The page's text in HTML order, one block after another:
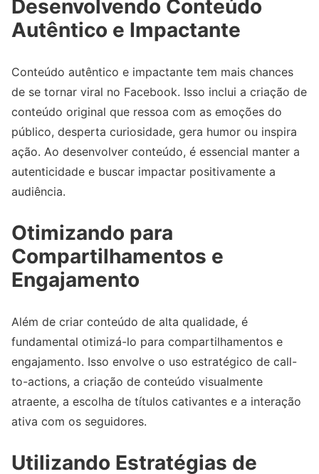
Desenvolvendo Conteúdo
Autêntico e Impactante
Conteúdo autêntico e impactante tem mais chances
de se tornar viral no Facebook. Isso inclui a criação de
conteúdo original que ressoa com as emoções do
público, desperta curiosidade, gera humor ou inspira
ação. Ao desenvolver conteúdo, é essencial manter a
autenticidade e buscar impactar positivamente a
audiência.
Otimizando para
Compartilhamentos e
Engajamento
Além de criar conteúdo de alta qualidade, é
fundamental otimizá-lo para compartilhamentos e
engajamento. Isso envolve o uso estratégico de call-
to-actions, a criação de conteúdo visualmente
atraente, a escolha de títulos cativantes e a interação
ativa com os seguidores.
Utilizando Estratégias de